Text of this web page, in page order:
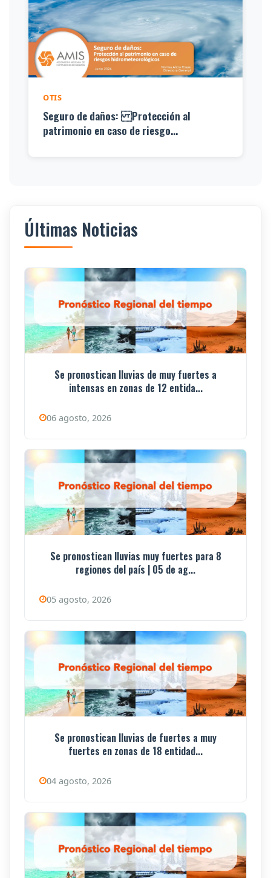
OTIS
Seguro de daños: Protección al
patrimonio en caso de riesgo...
Últimas Noticias
Se pronostican lluvias de muy fuertes a
intensas en zonas de 12 entida...
06 agosto, 2026
Se pronostican lluvias muy fuertes para 8
regiones del país | 05 de ag...
05 agosto, 2026
Se pronostican lluvias de fuertes a muy
fuertes en zonas de 18 entidad...
04 agosto, 2026